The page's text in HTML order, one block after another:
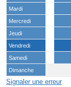
Mardi
Mercredi
Jeudi
Vendredi
Samedi
Dimanche
Signaler une erreur